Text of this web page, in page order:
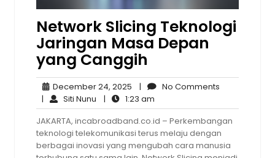
Network Slicing Teknologi
Jaringan Masa Depan
yang Canggih
December 24, 2025 December
24,
2025
| No Comments
| Siti Nunu Siti
Nunu
| 1:23 am
am
JAKARTA, incabroadband.co.id – Perkembangan
teknologi telekomunikasi terus melaju dengan
berbagai inovasi yang mengubah cara manusia